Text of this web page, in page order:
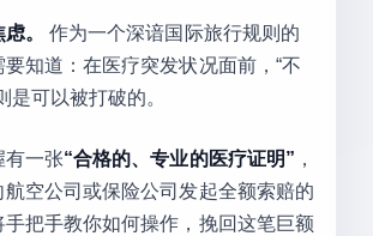
。
作为一个深谙国际旅行规则的
知道：在医疗突发状况面前，“不
是可以被打破的。
有一张“合格的、专业的医疗证明” ，
航空公司或保险公司发起全额索赔的
手把手教你如何操作，挽回这笔巨额